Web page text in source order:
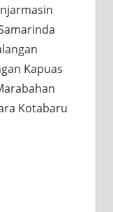
Kapuas
Kotabaru